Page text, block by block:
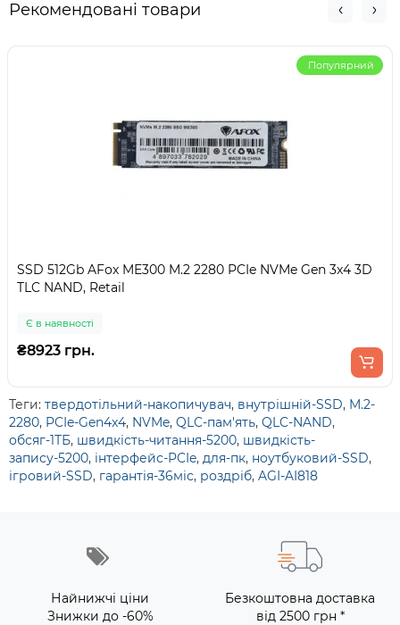
Рекомендовані товари
Популярний
SSD 512Gb AFox ME300 M.2 2280 PCIe NVMe Gen 3x4 3D
TLC NAND, Retail
Є в наявності
₴8923 грн.
Теги: твердотільний-накопичувач, внутрішній-SSD, M.2-
2280, PCIe-Gen4x4, NVMe, QLC-пам'ять, QLC-NAND,
обсяг-1ТБ, швидкість-читання-5200, швидкість-
запису-5200, інтерфейс-PCIe, для-пк, ноутбуковий-SSD,
ігровий-SSD, гарантія-36міс, роздріб, AGI-AI818
Найнижчі ціни
Знижки до -60%
Безкоштовна доставка
від 2500 грн *